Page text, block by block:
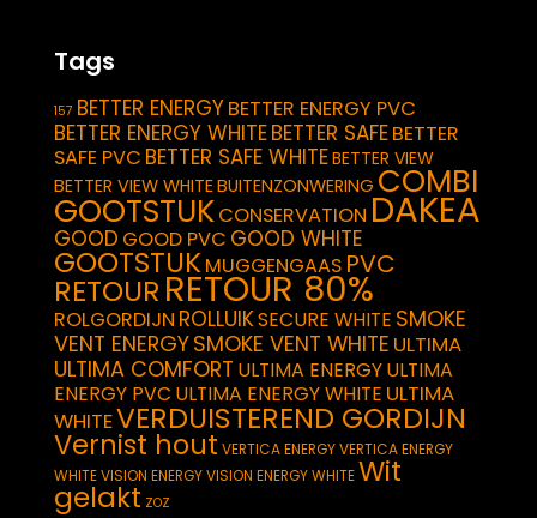
Tags
157 BETTER ENERGYBETTER ENERGY PVC
BETTER ENERGY WHITEBETTER SAFEBETTER
SAFE PVC BETTER SAFE WHITEBETTER VIEW
BETTER VIEW WHITEBUITENZONWERING COMBI
GOOTSTUKCONSERVATION DAKEA
GOOD GOOD PVC GOOD WHITE
GOOTSTUKMUGGENGAAS PVC
RETOUR RETOUR 80%
ROLGORDIJN ROLLUIKSECURE WHITE SMOKE
VENT ENERGYSMOKE VENT WHITE ULTIMA
ULTIMA COMFORT ULTIMA ENERGYULTIMA
ENERGY PVC ULTIMA ENERGY WHITE ULTIMA
WHITEVERDUISTEREND GORDIJN
Vernist hout VERTICA ENERGYVERTICA ENERGY
WHITEVISION ENERGYVISION ENERGY WHITEWit
gelakt ZOZ